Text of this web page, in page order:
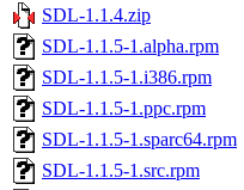
SDL-1.1.4.zip
SDL-1.1.5-1.alpha.rpm
SDL-1.1.5-1.i386.rpm
SDL-1.1.5-1.ppc.rpm
SDL-1.1.5-1.sparc64.rpm
SDL-1.1.5-1.src.rpm